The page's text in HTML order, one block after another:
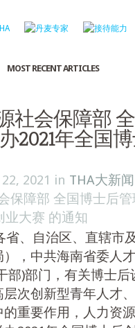
MOST RECENT ARTICLES
社会保障部
2021年全国
2021 in THA大新闻
保障部 全国博士后
业大赛 的通知
省、自治区、直辖市
，中共海南省委人
部)部门，有关博士
次创新型青年人才
重要作用，人力资